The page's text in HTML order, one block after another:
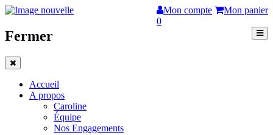
Mon compte
Mon panier
0
Fermer
Accueil
A propos
Caroline
Équipe
Nos Engagements